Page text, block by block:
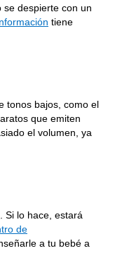
se despierte con un
tiene
tonos bajos, como el
que emiten
el volumen, ya
Si lo hace, estará
de
a tu bebé a